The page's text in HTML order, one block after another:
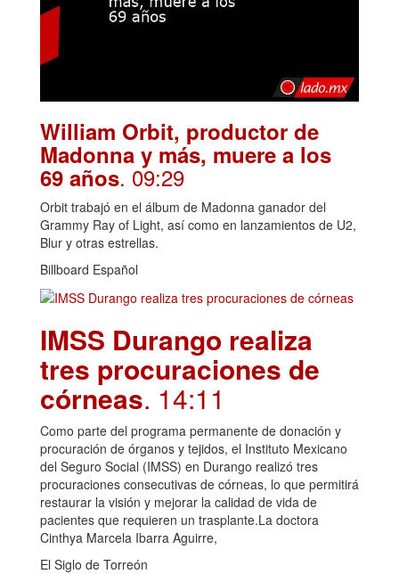
William Orbit, productor de
Madonna y más, muere a los
69 años. 09:29
Orbit trabajó en el álbum de Madonna ganador del
Grammy Ray of Light, así como en lanzamientos de U2,
Blur y otras estrellas.
Billboard Español
IMSS Durango realiza
tres procuraciones de
córneas. 14:11
Como parte del programa permanente de donación y
procuración de órganos y tejidos, el Instituto Mexicano
del Seguro Social (IMSS) en Durango realizó tres
procuraciones consecutivas de córneas, lo que permitirá
restaurar la visión y mejorar la calidad de vida de
pacientes que requieren un trasplante.La doctora
Cinthya Marcela Ibarra Aguirre,
El Siglo de Torreón